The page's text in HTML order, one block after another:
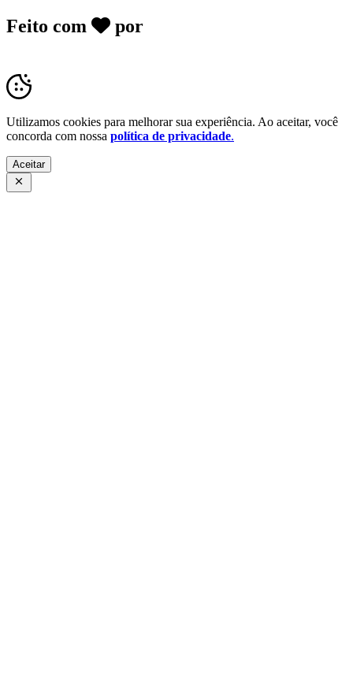
Feito com por
Utilizamos cookies para melhorar sua experiência. Ao aceitar, você
concorda com nossa política de privacidade.
Aceitar